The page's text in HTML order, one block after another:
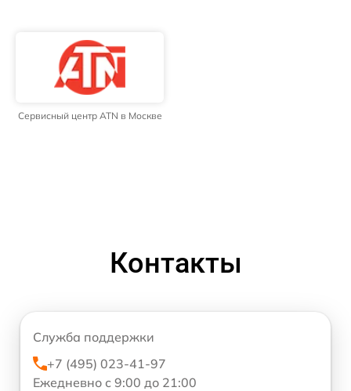
Сервисный центр ATN в Москве
Контакты
Служба поддержки
+7 (495) 023-41-97
Ежедневно с 9:00 до 21:00